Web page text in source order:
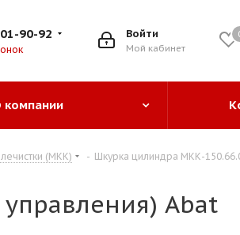
Войти
Мой кабинет
90-92
компании
(МКК) - Шкурка цилиндра МКК-
Abat